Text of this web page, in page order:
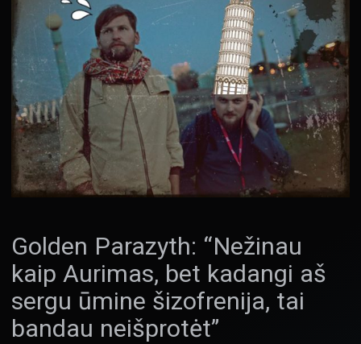
Golden Parazyth: “Nežinau
kaip Aurimas, bet kadangi aš
sergu ūmine šizofrenija, tai
bandau neišprotėt”